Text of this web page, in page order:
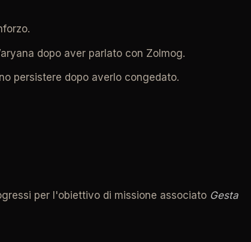
dopo aver parlato con Zolmog.
persistere dopo averlo congedato.
per l'obiettivo di missione associato Gesta